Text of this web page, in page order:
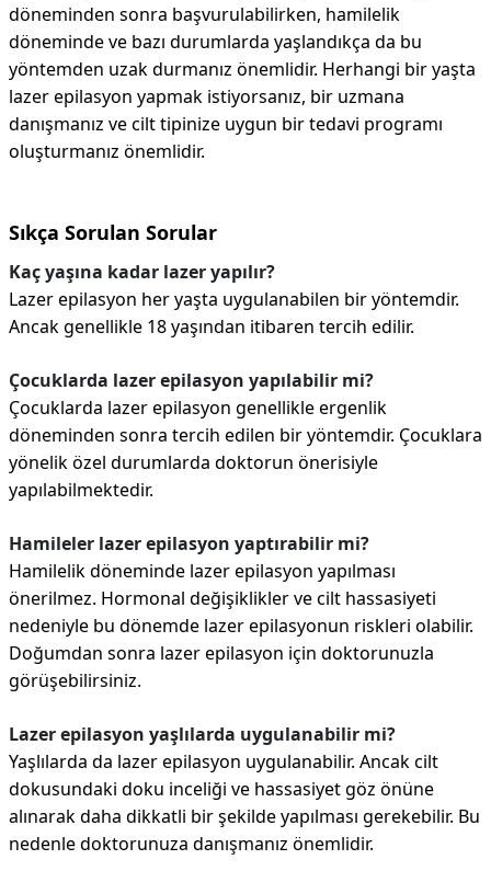
döneminden sonra başvurulabilirken, hamilelik
döneminde ve bazı durumlarda yaşlandıkça da bu
yöntemden uzak durmanız önemlidir. Herhangi bir yaşta
lazer epilasyon yapmak istiyorsanız, bir uzmana
danışmanız ve cilt tipinize uygun bir tedavi programı
oluşturmanız önemlidir.
Sıkça Sorulan Sorular
Kaç yaşına kadar lazer yapılır?
Lazer epilasyon her yaşta uygulanabilen bir yöntemdir.
Ancak genellikle 18 yaşından itibaren tercih edilir.
Çocuklarda lazer epilasyon yapılabilir mi?
Çocuklarda lazer epilasyon genellikle ergenlik
döneminden sonra tercih edilen bir yöntemdir. Çocuklara
yönelik özel durumlarda doktorun önerisiyle
yapılabilmektedir.
Hamileler lazer epilasyon yaptırabilir mi?
Hamilelik döneminde lazer epilasyon yapılması
önerilmez. Hormonal değişiklikler ve cilt hassasiyeti
nedeniyle bu dönemde lazer epilasyonun riskleri olabilir.
Doğumdan sonra lazer epilasyon için doktorunuzla
görüşebilirsiniz.
Lazer epilasyon yaşlılarda uygulanabilir mi?
Yaşlılarda da lazer epilasyon uygulanabilir. Ancak cilt
dokusundaki doku inceliği ve hassasiyet göz önüne
alınarak daha dikkatli bir şekilde yapılması gerekebilir. Bu
nedenle doktorunuza danışmanız önemlidir.